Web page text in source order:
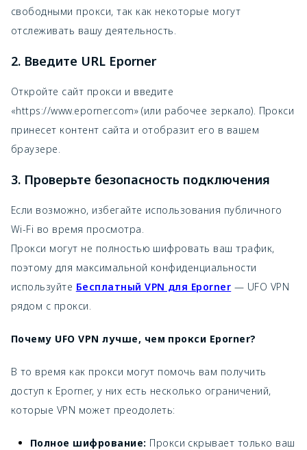
свободными прокси, так как некоторые могут
отслеживать вашу деятельность.
2. Введите URL Eporner
Откройте сайт прокси и введите
«https://www.eporner.com» (или рабочее зеркало). Прокси
принесет контент сайта и отобразит его в вашем
браузере.
3. Проверьте безопасность подключения
Если возможно, избегайте использования публичного
Wi-Fi во время просмотра.
Прокси могут не полностью шифровать ваш трафик,
поэтому для максимальной конфиденциальности
используйте Бесплатный VPN для Eporner — UFO VPN
рядом с прокси.
Почему UFO VPN лучше, чем прокси Eporner?
В то время как прокси могут помочь вам получить
доступ к Eporner, у них есть несколько ограничений,
которые VPN может преодолеть:
Полное шифрование: Прокси скрывает только ваш